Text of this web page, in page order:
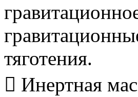
тяготения.
 Инертная